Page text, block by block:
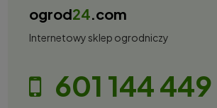
ogrod24.com
Internetowy sklep ogrodniczy
601 144 449